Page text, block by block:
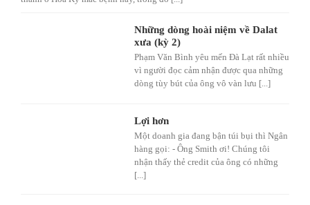
Những dòng hoài niệm về Dalat
xưa (kỳ 2)
Phạm Văn Bình yêu mến Đà Lạt rất nhiều
vì người đọc cảm nhận được qua những
dòng tùy bút của ông vô vàn lưu [...]
Lợi hơn
Một doanh gia đang bận túi bụi thì Ngân
hàng gọi: - Ông Smith ơi! Chúng tôi
nhận thấy thẻ credit của ông có những
[...]